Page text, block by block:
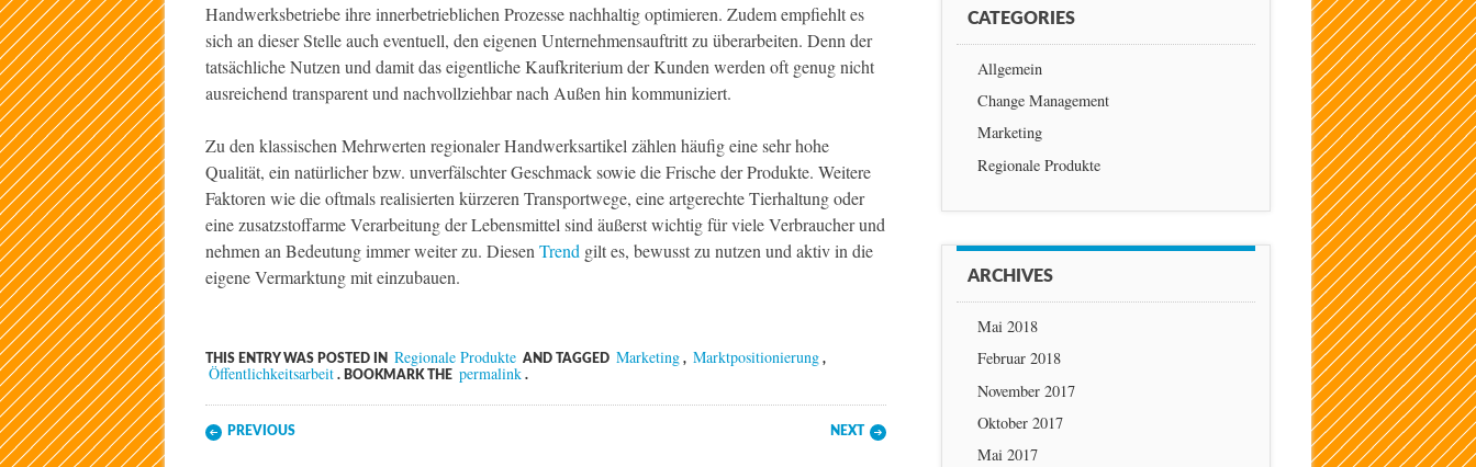
Handwerksbetriebe ihre innerbetrieblichen Prozesse nachhaltig optimieren. Zudem empfiehlt es
sich an dieser Stelle auch eventuell, den eigenen Unternehmensauftritt zu überarbeiten. Denn der
tatsächliche Nutzen und damit das eigentliche Kaufkriterium der Kunden werden oft genug nicht
ausreichend transparent und nachvollziehbar nach Außen hin kommuniziert.
Zu den klassischen Mehrwerten regionaler Handwerksartikel zählen häufig eine sehr hohe
Qualität, ein natürlicher bzw. unverfälschter Geschmack sowie die Frische der Produkte. Weitere
Faktoren wie die oftmals realisierten kürzeren Transportwege, eine artgerechte Tierhaltung oder
eine zusatzstoffarme Verarbeitung der Lebensmittel sind äußerst wichtig für viele Verbraucher und
nehmen an Bedeutung immer weiter zu. Diesen Trend gilt es, bewusst zu nutzen und aktiv in die
eigene Vermarktung mit einzubauen.
THIS ENTRY WAS POSTED IN Regionale Produkte AND TAGGED Marketing , Marktpositionierung ,
Öffentlichkeitsarbeit . BOOKMARK THE permalink .
Post navigation
PREVIOUS NEXT
CATEGORIES
Allgemein
Change Management
Marketing
Regionale Produkte
ARCHIVES
Mai 2018
Februar 2018
November 2017
Oktober 2017
Mai 2017